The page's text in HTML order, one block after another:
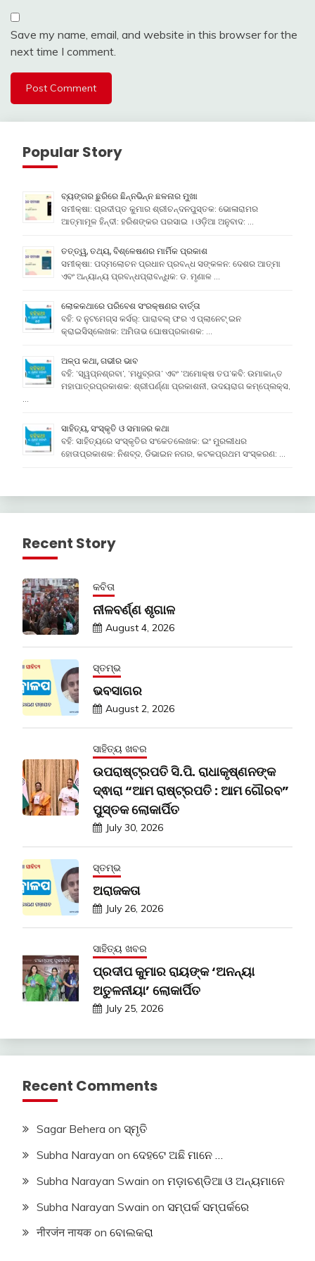
Save my name, email, and website in this browser for the
next time I comment.
Popular Story
ବ୍ୟଙ୍ଗର ଛୁରିରେ ଛିନ୍ନଭିନ୍ନ ଛଳନାର ମୁଖା
ସମୀକ୍ଷା: ପ୍ରଦୀପ୍ତ କୁମାର ଶ୍ରୀଚନ୍ଦନପୁସ୍ତକ: ଭୋଳାରାମର
ଆତ୍ମାମୂଳ ହିନ୍ଦୀ: ହରିଶଙ୍କର ପରସାଇ । ଓଡ଼ିଆ ଅନୁବାଦ: …
ତତ୍ତ୍ୱ, ତଥ୍ୟ, ବିଶ୍ଳେଷଣର ମାର୍ମିକ ପ୍ରକାଶ
ସମୀକ୍ଷା: ପଦ୍ମଲୋଚନ ପ୍ରଧାନ ପ୍ରବନ୍ଧ ସଙ୍କଳନ: ଦେଶର ଆତ୍ମା
ଏବଂ ଅନ୍ୟାନ୍ୟ ପ୍ରବନ୍ଧପ୍ରାବନ୍ଧିକ: ଡ. ମୃଣାଳ …
ଲୋକକଥାରେ ପରିବେଶ ସଂରକ୍ଷଣର ବାର୍ତ୍ତା
ବହି: ଦ ନୁଟମେଗ୍ସ କର୍ସର୍: ପାରାବଲ୍ ଫର ଏ ପ୍ଲାନେଟ୍ ଇନ
କ୍ରାଇସିସ୍ଲେଖକ: ଅମିତାଭ ଘୋଷପ୍ରକାଶକ: …
ଅଳ୍ପ କଥା, ଗଭୀର ଭାବ
ବହି: ‘ସ୍ୱପ୍ନଶ୍ରବା’, ‘ମଧୁବ୍ରତା’ ଏବଂ ‘ଅମୋକ୍ଷ ତପ’କବି: ଉମାକାନ୍ତ
ମହାପାତ୍ରପ୍ରକାଶକ: ଶ୍ରୀପର୍ଣ୍ଣା ପ୍ରକାଶନୀ, ଉଦୟରାଗ କମ୍ପେ୍ଲକ୍ସ,
…
ସାହିତ୍ୟ, ସଂସ୍କୃତି ଓ ସମାଜର କଥା
ବହି: ସାହିତ୍ୟରେ ସଂସ୍କୃତିର ସଂକେତଲେଖକ: ଇଂ ମୁରଲୀଧର
ହୋତାପ୍ରକାଶକ: ନିଶବ୍ଦ, ଡିଭାଇନ ନଗର, କଟକପ୍ରଥମ ସଂସ୍କରଣ: …
Recent Story
କବିତା
ନୀଳବର୍ଣ୍ଣ ଶୃଗାଳ
August 4, 2026
ସ୍ତମ୍ଭ
ଭବସାଗର
August 2, 2026
ସାହିତ୍ୟ ଖବର
ଉପରାଷ୍ଟ୍ରପତି ସି.ପି. ରାଧାକୃଷ୍ଣନଙ୍କ
ଦ୍ଵାରା “ଆମ ରାଷ୍ଟ୍ରପତି : ଆମ ଗୌରବ”
ପୁସ୍ତକ ଲୋକାର୍ପିତ
July 30, 2026
ସ୍ତମ୍ଭ
ଅରାଜକତା
July 26, 2026
ସାହିତ୍ୟ ଖବର
ପ୍ରଦୀପ କୁମାର ରାୟଙ୍କ ‘ଅନନ୍ୟା
ଅତୁଳନୀୟା’ ଲୋକାର୍ପିତ
July 25, 2026
Recent Comments
Sagar Behera on ସ୍ମୃତି
Subha Narayan on ଦେହଟେ ଅଛି ମାନେ …
Subha Narayan Swain on ମଡ଼ାଚଣ୍ଡିଆ ଓ ଅନ୍ୟମାନେ
Subha Narayan Swain on ସମ୍ପର୍କ ସମ୍ପର୍କରେ
नीरजंन नायक on ବୋଲକରା